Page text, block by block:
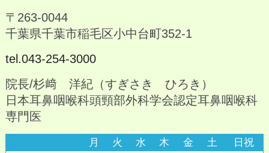
〒263-0044
千葉県千葉市稲毛区小中台町352-1
tel.043-254-3000
院長/杉﨑 洋紀（すぎさき ひろき）
日本耳鼻咽喉科頭頸部外科学会認定耳鼻咽喉科
専門医
月 火 水 木 金 土 日祝